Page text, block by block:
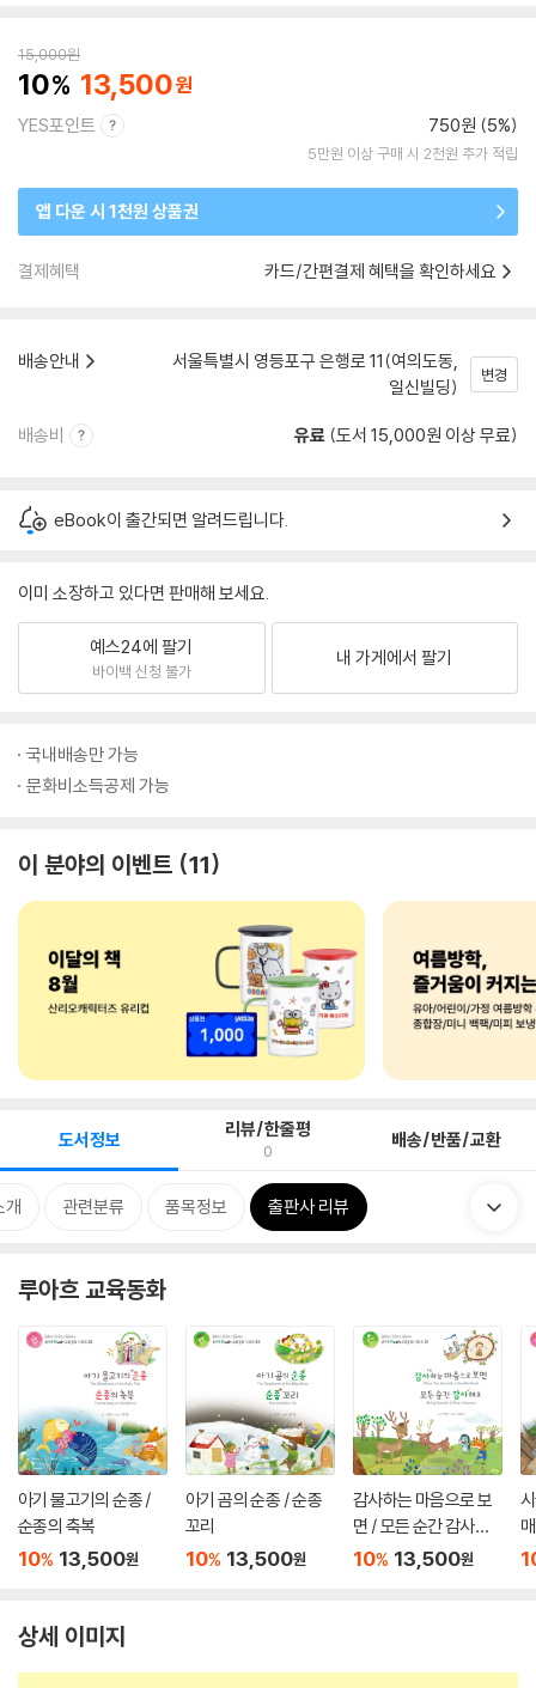
15,000원
10 13,500
YES포인트 750원 (5%)
5만원 이상 구매 시 2천원 추가 적립
앱 다운 시 1천원 상품권
결제혜택 카드/간편결제 혜택을 확인하세요
배송안내
서울특별시 영등포구 은행로 11(여의도동,
일신빌딩)
변경
배송비 유료 (도서 15,000원 이상 무료)
eBook이 출간되면 알려드립니다.
이미 소장하고 있다면 판매해 보세요.
예스24에 팔기
바이백 신청 불가
내 가게에서 팔기
국내배송만 가능
문화비소득공제 가능
이 분야의 이벤트 11
도서정보 리뷰/한줄평
0 배송/반품/교환
개 관련분류 품목정보 출판사 리뷰
루아흐 교육동화
아기 물고기의 순종 /
순종의 축복
10% 13,500원
아기 곰의 순종 / 순종
꼬리
10% 13,500원
감사하는 마음으로 보
면 / 모든 순간 감사해
요
10% 13,500원
상세 이미지